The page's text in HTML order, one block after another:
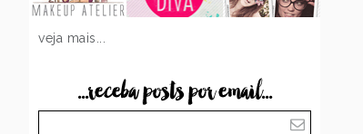
veja mais...
...receba posts por email...